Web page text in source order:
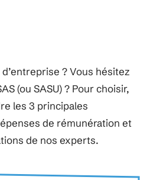
? Vous hésitez
(ou SASU) ? Pour choisir,
les 3 principales
de rémunération et
de nos experts.